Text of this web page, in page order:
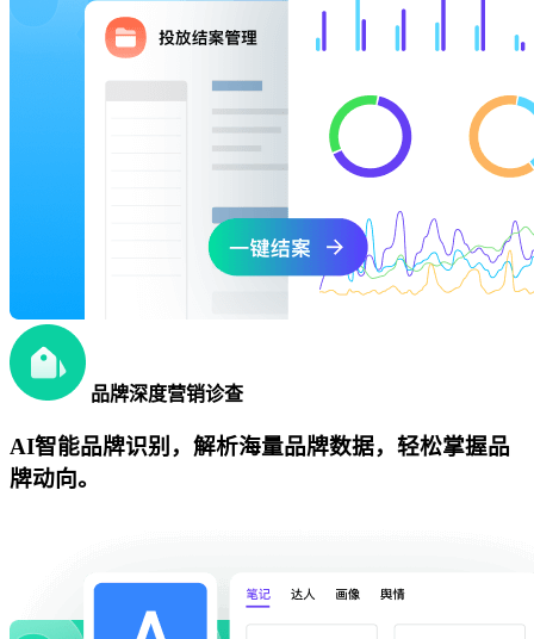
品牌深度营销诊查
AI智能品牌识别，解析海量品牌数据，轻松掌握品
牌动向。